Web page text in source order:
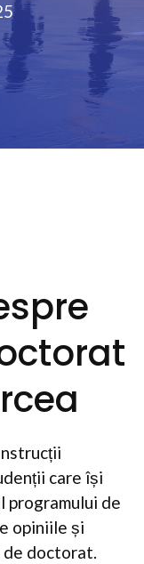
care își
de
opiniile și
doctorat.